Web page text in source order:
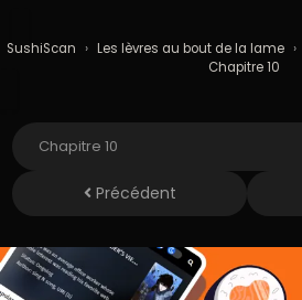
SushiScan › Les lèvres au bout de la lame ›
Chapitre 10
Précédent